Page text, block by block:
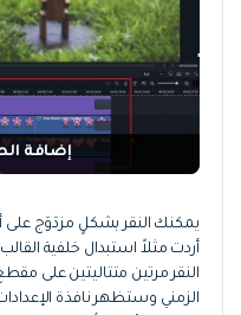
إضافة
يمكنك النقر بشكلٍ مزدَوَج على
أردت مثلاً استبدال خلفية
النقر مرتين متتاليتين على
الزمني وستظهر نافذة